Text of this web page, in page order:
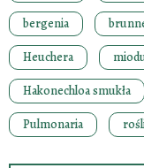
bergenia
Heuchera
Hakonechloa smukła
Pulmonaria